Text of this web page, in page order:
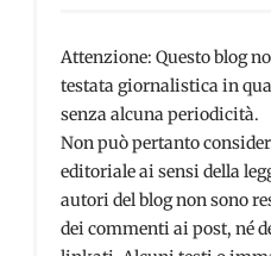
Attenzione: Questo blog
testata giornalistica in
senza alcuna periodicità.
Non può pertanto
editoriale ai sensi della
autori del blog non sono
dei commenti ai post, né